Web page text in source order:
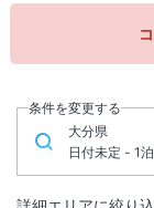
条件を変更する
大分県
日付未定 - 1